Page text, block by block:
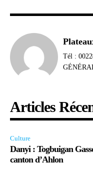
Tél :
Articles
Culture
Danyi : Togbuigan
canton d’Ahlon